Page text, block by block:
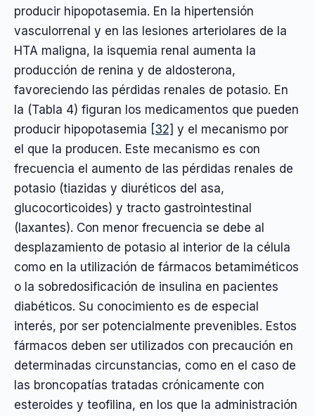
producir hipopotasemia. En la hipertensión
vasculorrenal y en las lesiones arteriolares de la
HTA maligna, la isquemia renal aumenta la
producción de renina y de aldosterona,
favoreciendo las pérdidas renales de potasio. En
la (Tabla 4) figuran los medicamentos que pueden
producir hipopotasemia [32] y el mecanismo por
el que la producen. Este mecanismo es con
frecuencia el aumento de las pérdidas renales de
potasio (tiazidas y diuréticos del asa,
glucocorticoides) y tracto gastrointestinal
(laxantes). Con menor frecuencia se debe al
desplazamiento de potasio al interior de la célula
como en la utilización de fármacos betamiméticos
o la sobredosificación de insulina en pacientes
diabéticos. Su conocimiento es de especial
interés, por ser potencialmente prevenibles. Estos
fármacos deben ser utilizados con precaución en
determinadas circunstancias, como en el caso de
las broncopatías tratadas crónicamente con
esteroides y teofilina, en los que la administración